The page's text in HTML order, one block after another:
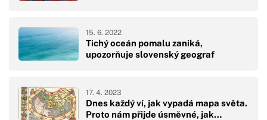
Tichý oceán pomalu zaniká,
upozorňuje slovenský geograf
15. 6. 2022
Dnes každý ví, jak vypadá mapa světa.
Proto nám přijde úsměvné, jak…
17. 4. 2023